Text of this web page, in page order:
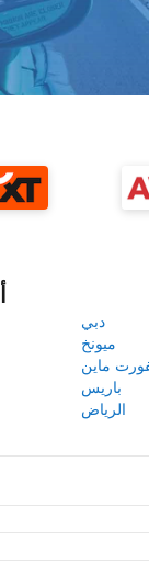
دبي
ميونخ
ماين
باريس
الرياض